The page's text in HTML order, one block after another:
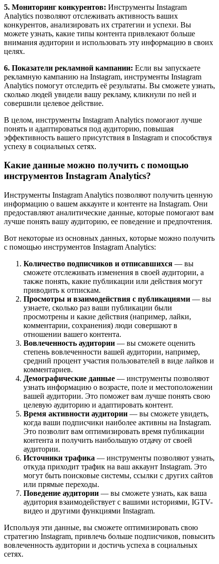
5. Мониторинг конкурентов: Инструменты Instagram
Analytics позволяют отслеживать активность ваших
конкурентов, анализировать их стратегии и успехи. Вы
можете узнать, какие типы контента привлекают больше
внимания аудитории и использовать эту информацию в своих
целях.
6. Показатели рекламной кампании: Если вы запускаете
рекламную кампанию на Instagram, инструменты Instagram
Analytics помогут отследить её результаты. Вы сможете узнать,
сколько людей увидели вашу рекламу, кликнули по ней и
совершили целевое действие.
В целом, инструменты Instagram Analytics помогают лучше
понять и адаптироваться под аудиторию, повышая
эффективность вашего присутствия в Instagram и способствуя
успеху в социальных сетях.
Какие данные можно получить с помощью
инструментов Instagram Analytics?
Инструменты Instagram Analytics позволяют получить ценную
информацию о вашем аккаунте и контенте на Instagram. Они
предоставляют аналитические данные, которые помогают вам
лучше понять вашу аудиторию, ее поведение и предпочтения.
Вот некоторые из основных данных, которые можно получить
с помощью инструментов Instagram Analytics:
Количество подписчиков и отписавшихся — вы
сможете отслеживать изменения в своей аудитории, а
также понять, какие публикации или действия могут
приводить к отпискам.
Просмотры и взаимодействия с публикациями — вы
узнаете, сколько раз ваши публикации были
просмотрены и какие действия (например, лайки,
комментарии, сохранения) люди совершают в
отношении вашего контента.
Вовлеченность аудитории — вы сможете оценить
степень вовлеченности вашей аудитории, например,
средний процент участия пользователей в виде лайков и
комментариев.
Демографические данные — инструменты позволяют
узнать информацию о возрасте, поле и местоположении
вашей аудитории. Это поможет вам лучше понять свою
целевую аудиторию и адаптировать контент.
Время активности аудитории — вы сможете увидеть,
когда ваши подписчики наиболее активны на Instagram.
Это позволит вам оптимизировать время публикации
контента и получить наибольшую отдачу от своей
аудитории.
Источники трафика — инструменты позволяют узнать,
откуда приходит трафик на ваш аккаунт Instagram. Это
могут быть поисковые системы, ссылки с других сайтов
или прямые переходы.
Поведение аудитории — вы сможете узнать, как ваша
аудитория взаимодействует с вашими историями, IGTV-
видео и другими функциями Instagram.
Используя эти данные, вы сможете оптимизировать свою
стратегию Instagram, привлечь больше подписчиков, повысить
вовлеченность аудитории и достичь успеха в социальных
сетях.